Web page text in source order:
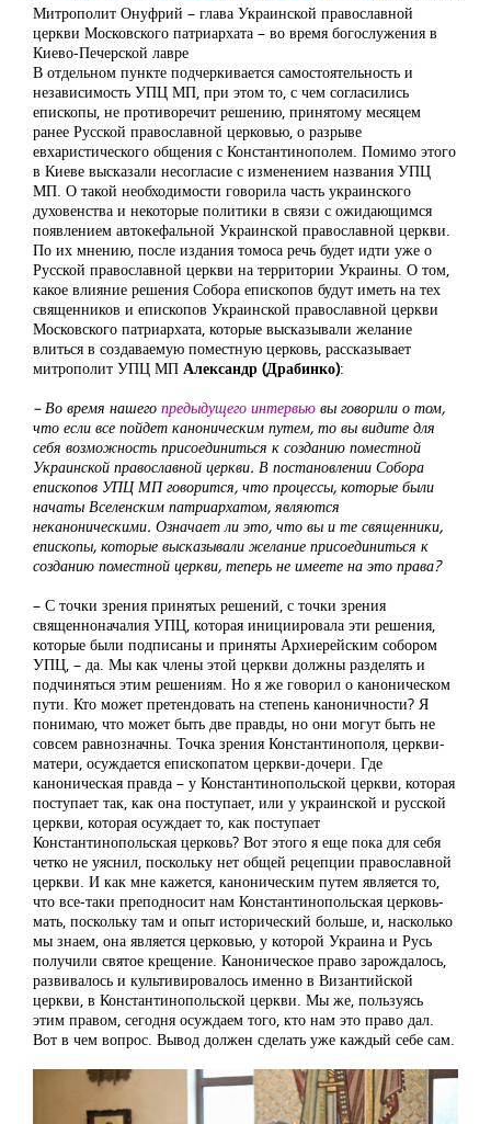
Митрополит Онуфрий – глава Украинской православной
церкви Московского патриархата – во время богослужения в
Киево-Печерской лавре
В отдельном пункте подчеркивается самостоятельность и
независимость УПЦ МП, при этом то, с чем согласились
епископы, не противоречит решению, принятому месяцем
ранее Русской православной церковью, о разрыве
евхаристического общения с Константинополем. Помимо этого
в Киеве высказали несогласие с изменением названия УПЦ
МП. О такой необходимости говорила часть украинского
духовенства и некоторые политики в связи с ожидающимся
появлением автокефальной Украинской православной церкви.
По их мнению, после издания томоса речь будет идти уже о
Русской православной церкви на территории Украины. О том,
какое влияние решения Собора епископов будут иметь на тех
священников и епископов Украинской православной церкви
Московского патриархата, которые высказывали желание
влиться в создаваемую поместную церковь, рассказывает
митрополит УПЦ МП Александр (Драбинко):
– Во время нашего предыдущего интервью вы говорили о том,
что если все пойдет каноническим путем, то вы видите для
себя возможность присоединиться к созданию поместной
Украинской православной церкви. В постановлении Собора
епископов УПЦ МП говорится, что процессы, которые были
начаты Вселенским патриархатом, являются
неканоническими. Означает ли это, что вы и те священники,
епископы, которые высказывали желание присоединиться к
созданию поместной церкви, теперь не имеете на это права?
– С точки зрения принятых решений, с точки зрения
священноначалия УПЦ, которая инициировала эти решения,
которые были подписаны и приняты Архиерейским собором
УПЦ, – да. Мы как члены этой церкви должны разделять и
подчиняться этим решениям. Но я же говорил о каноническом
пути. Кто может претендовать на степень каноничности? Я
понимаю, что может быть две правды, но они могут быть не
совсем равнозначны. Точка зрения Константинополя, церкви-
матери, осуждается епископатом церкви-дочери. Где
каноническая правда – у Константинопольской церкви, которая
поступает так, как она поступает, или у украинской и русской
церкви, которая осуждает то, как поступает
Константинопольская церковь? Вот этого я еще пока для себя
четко не уяснил, поскольку нет общей рецепции православной
церкви. И как мне кажется, каноническим путем является то,
что все-таки преподносит нам Константинопольская церковь-
мать, поскольку там и опыт исторический больше, и, насколько
мы знаем, она является церковью, у которой Украина и Русь
получили святое крещение. Каноническое право зарождалось,
развивалось и культивировалось именно в Византийской
церкви, в Константинопольской церкви. Мы же, пользуясь
этим правом, сегодня осуждаем того, кто нам это право дал.
Вот в чем вопрос. Вывод должен сделать уже каждый себе сам.